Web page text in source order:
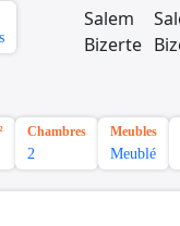
Chambres
2
Meubles
Meublé